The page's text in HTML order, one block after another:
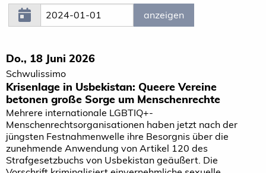
Do., 18 Juni 2026
Schwulissimo
Krisenlage in Usbekistan: Queere Vereine
betonen große Sorge um Menschenrechte
Mehrere internationale LGBTIQ+-
Menschenrechtsorganisationen haben jetzt nach der
jüngsten Festnahmenwelle ihre Besorgnis über die
zunehmende Anwendung von Artikel 120 des
Strafgesetzbuchs von Usbekistan geäußert. Die